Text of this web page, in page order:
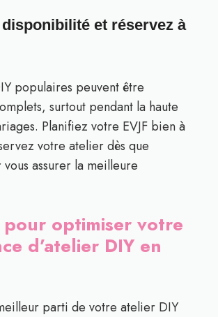
et réservez à
populaires peuvent être
surtout pendant la haute
Planifiez votre EVJF bien à
votre atelier dès que
assurer la meilleure
pour optimiser votre
d’atelier DIY en
parti de votre atelier DIY